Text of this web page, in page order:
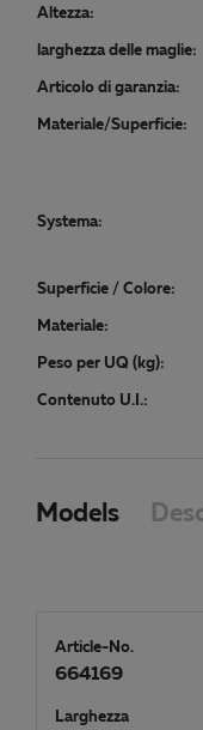
Altezza:
larghezza delle maglie:
Articolo di garanzia:
Materiale/Superficie:
Systema:
Superficie / Colore:
Materiale:
Peso per UQ (kg):
Contenuto U.I.:
Models
Article-No.
664169
Larghezza